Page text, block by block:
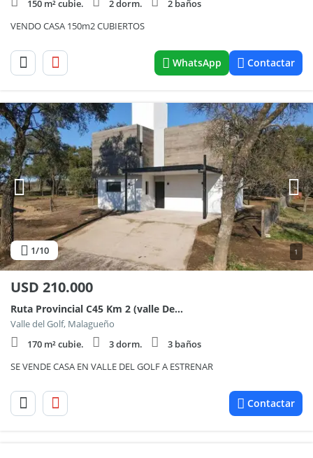
150 m² cubie.
2 dorm.
2 baños
VENDO CASA 150m2 CUBIERTOS
WhatsApp Contactar
1/10 1
USD 210.000
Ruta Provincial C45 Km 2 (valle Del Golf)
Valle del Golf, Malagueño
170 m² cubie.
3 dorm.
3 baños
SE VENDE CASA EN VALLE DEL GOLF A ESTRENAR
Contactar